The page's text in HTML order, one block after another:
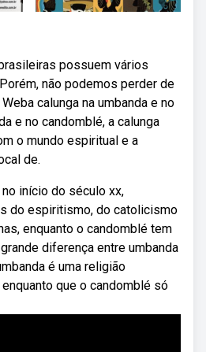
possuem vários
não podemos perder de
calunga na umbanda e no
e no candomblé, a calunga
o mundo espiritual e a
de.
início do século xx,
do espiritismo, do catolicismo
enquanto o candomblé tem
diferença entre umbanda
é uma religião
que o candomblé só